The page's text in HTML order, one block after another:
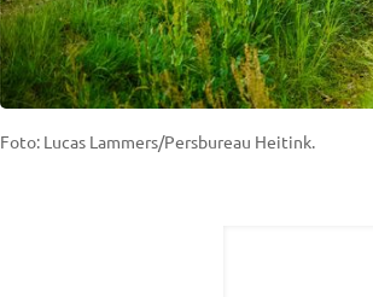
Foto: Lucas Lammers/Persbureau Heitink.